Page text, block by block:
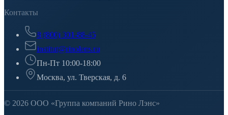
Контакты
8 (800) 301-88-45
institut@rinolens.ru
Пн-Пт 10:00-18:00
Москва, ул. Тверская, д. 6
© 2026 ООО «Группа компаний Рино Лэнс»